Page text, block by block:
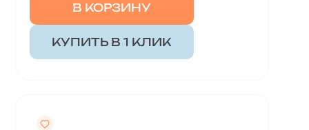
В КОРЗИНУ
КУПИТЬ В 1 КЛИК